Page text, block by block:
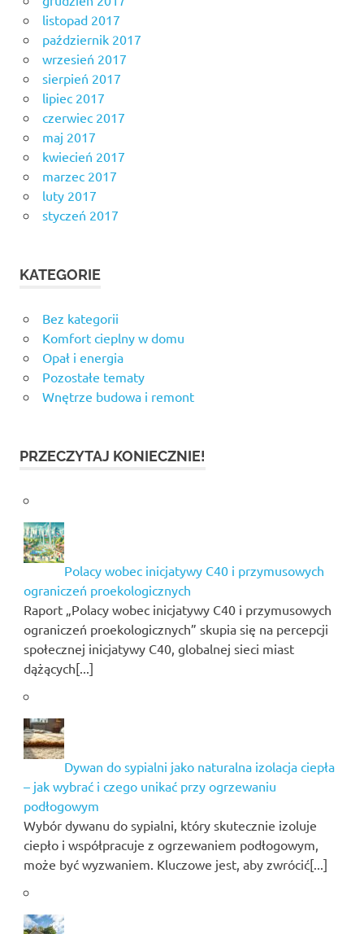
listopad 2017
październik 2017
wrzesień 2017
sierpień 2017
lipiec 2017
czerwiec 2017
maj 2017
kwiecień 2017
marzec 2017
luty 2017
styczeń 2017
KATEGORIE
Bez kategorii
Komfort cieplny w domu
Opał i energia
Pozostałe tematy
Wnętrze budowa i remont
PRZECZYTAJ KONIECZNIE!
Polacy wobec inicjatywy C40 i przymusowych
ograniczeń proekologicznych
Raport „Polacy wobec inicjatywy C40 i przymusowych
ograniczeń proekologicznych” skupia się na percepcji
społecznej inicjatywy C40, globalnej sieci miast
dążących[...]
Dywan do sypialni jako naturalna izolacja ciepła
– jak wybrać i czego unikać przy ogrzewaniu
podłogowym
Wybór dywanu do sypialni, który skutecznie izoluje
ciepło i współpracuje z ogrzewaniem podłogowym,
może być wyzwaniem. Kluczowe jest, aby zwrócić[...]